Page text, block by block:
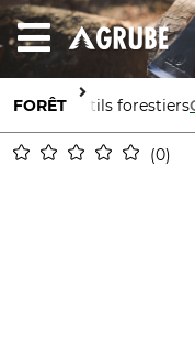
FORÊT Outils forestiers
0